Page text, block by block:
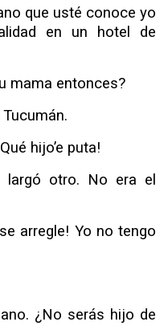
que usté conoce yo
en un hotel de
mama entonces?
hijo’e puta!
largó otro. No era el
arregle! Yo no tengo
¿No serás hijo de